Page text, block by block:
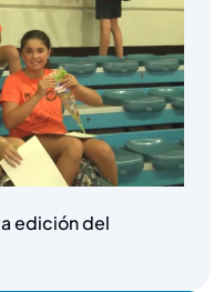
edición del